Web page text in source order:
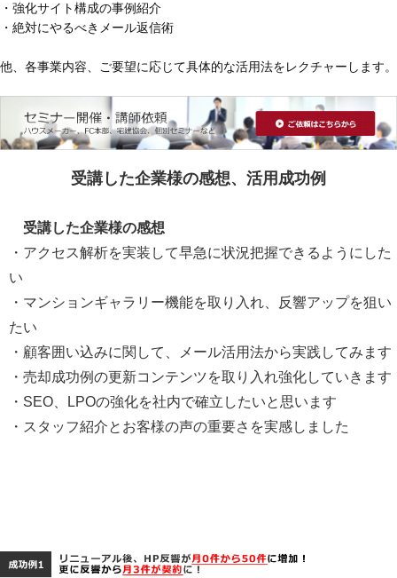
・強化サイト構成の事例紹介
・絶対にやるべきメール返信術
他、各事業内容、ご要望に応じて具体的な活用法をレクチャーします。
受講した企業様の感想、活用成功例
受講した企業様の感想
・アクセス解析を実装して早急に状況把握できるようにした
い
・マンションギャラリー機能を取り入れ、反響アップを狙い
たい
・顧客囲い込みに関して、メール活用法から実践してみます
・売却成功例の更新コンテンツを取り入れ強化していきます
・SEO、LPOの強化を社内で確立したいと思います
・スタッフ紹介とお客様の声の重要さを実感しました